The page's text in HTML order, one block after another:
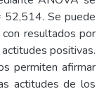
52,514. Se puede
resultados por
positivas.
permiten afirmar
actitudes de los